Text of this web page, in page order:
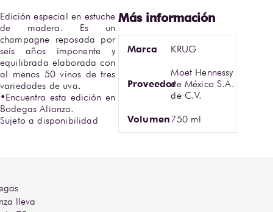
Edición especial en estuche
de madera. Es un
champagne reposada por
seis años imponente y
equilibrada elaborada con
al menos 50 vinos de tres
variedades de uva.
•Encuentra esta edición en
Bodegas Alianza.
Sujeto a disponibilidad
Marca KRUG
Proveedor
Moet Hennessy
de México S.A.
de C.V.
Volumen750 ml
lleva